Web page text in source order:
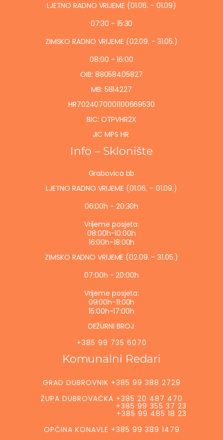
LJETNO RADNO VRIJEME (01.06. - 01.09)
07:30 - 15:30
ZIMSKO RADNO VRIJEME (02.09. - 31.05.)
08:00 - 16:00
OIB: 88058405827
MB: 5814227
HR7024070001100669530
BIC: OTPVHR2X
JIC MPS HR
Info – Sklonište
Grabovica bb
LJETNO RADNO VRIJEME (01.06. – 01.09.)
06:00h - 20:30h
Vrijeme posjeta:
08:00h-10:00h
16:00h-18:00h
ZIMSKO RADNO VRIJEME (02.09. – 31.05.)
07:00h - 20:00h
Vrijeme posjeta:
09:00h-11:00h
15:00h-17:00h
DEŽURNI BROJ:
+385 99 735 6070
Komunalni Redari
GRAD DUBROVNIK +385 99 388 2729
ŽUPA DUBROVAČKA +385 20 487 470
+385 99 355 37 23
+385 99 485 18 23
OPĆINA KONAVLE +385 99 389 1479